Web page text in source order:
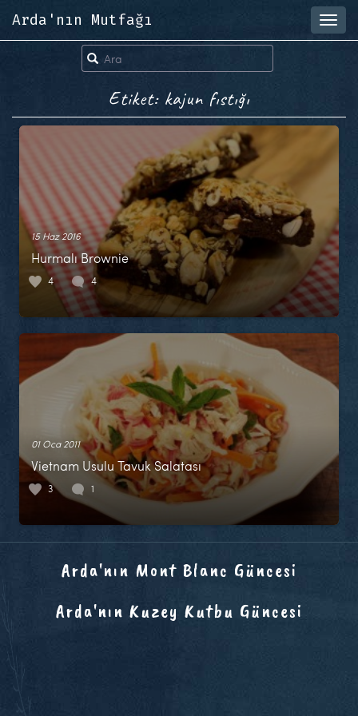
Arda'nın Mutfağı
Etiket: kajun fıstığı
15 Haz 2016
Hurmalı Brownie
4 4
01 Oca 2011
Vietnam Usulu Tavuk Salatası
3 1
Arda'nın Mont Blanc Güncesi
Arda'nın Kuzey Kutbu Güncesi